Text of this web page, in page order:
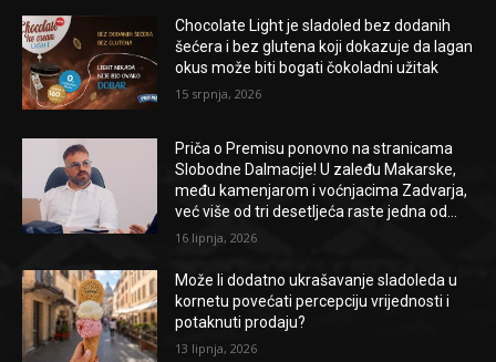
Chocolate Light je sladoled bez dodanih
šećera i bez glutena koji dokazuje da lagan
okus može biti bogati čokoladni užitak
15 srpnja, 2026
Priča o Premisu ponovno na stranicama
Slobodne Dalmacije! U zaleđu Makarske,
među kamenjarom i voćnjacima Zadvarja,
već više od tri desetljeća raste jedna od...
16 lipnja, 2026
Može li dodatno ukrašavanje sladoleda u
kornetu povećati percepciju vrijednosti i
potaknuti prodaju?
13 lipnja, 2026